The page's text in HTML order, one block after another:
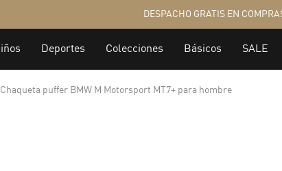
Chaqueta puffer BMW M Motorsport MT7+ para hombre